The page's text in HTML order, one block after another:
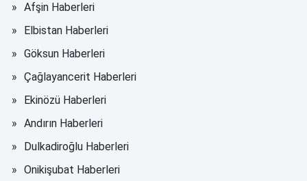
Afşin Haberleri
Elbistan Haberleri
Göksun Haberleri
Çağlayancerit Haberleri
Ekinözü Haberleri
Andırın Haberleri
Dulkadiroğlu Haberleri
Onikişubat Haberleri